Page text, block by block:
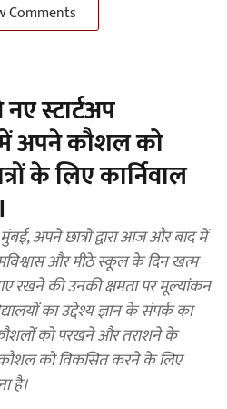
Comments
स्टार्टअप
अपने कौशल को
के लिए कार्निवाल
अपने छात्रों द्वारा आज और बाद में
और मीठे स्कूल के दिन खत्म
रखने की उनकी क्षमता पर मूल्यांकन
का उद्देश्य ज्ञान के संपर्क का
कौशलों को परखने और तराशने के
को विकसित करने के लिए
है।